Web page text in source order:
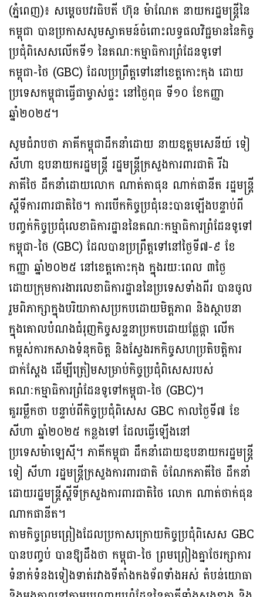
(ភ្នំពេញ)៖ សម្តេចបវរធិបតី ហ៊ុន ម៉ាណែត នាយករដ្ឋមន្ត្រីនៃ
កម្ពុជា បានប្រកាសសូមស្វាគមន៍ចំពោះលទ្ធផលវិជ្ជមាននៃកិច្ច
ប្រជុំពិសេសលើកទី១ នៃគណៈកម្មាធិការព្រំដែនទូទៅ
កម្ពុជា-ថៃ (GBC) ដែលប្រព្រឹត្តទៅនៅខេត្តកោះកុង ដោយ
ប្រទេសកម្ពុជាធ្វើជាម្ចាស់ផ្ទះ នៅថ្ងៃពុធ ទី១០ ខែកញ្ញា
ឆ្នាំ២០២៥។
សូមជំរាបថា ភាគីកម្ពុជាដឹកនាំដោយ នាយឧត្តមសេនីយ៍ ទៀ
សីហា ឧបនាយករដ្ឋមន្ត្រី រដ្ឋមន្ត្រីក្រសួងការពារជាតិ រីឯ
ភាគីថៃ ដឹកនាំដោយលោក ណាត់តាផុន ណាក់ផានីត រដ្ឋមន្រ្តី
ស្តីទីការពារជាតិថៃ។ ការបើកកិច្ចប្រជុំនេះបានឡើងបន្ទាប់ពី
បញ្ចក់កិច្ចប្រជុំលេខាធិការដ្ឋាននៃគណៈកម្មាធិការព្រំដែនទូទៅ
កម្ពុជា-ថៃ (GBC) ដែលបានប្រព្រឹត្តទៅនៅថ្ងៃទី៧-៩ ខែ
កញ្ញា ឆ្នាំ២០២៥ នៅខេត្តកោះកុង ក្នុងរយៈពេល ៣ថ្ងៃ
ដោយក្រុមការងារលេខាធិការដ្ឋាននៃប្រទេសទាំងពីរ បានចូល
រួមពិភាក្សាក្នុងបរិយាកាសប្រកបដោយមិត្តភាព និងស្ថាបនា
ក្នុងគោលបំណងជំរុញកិច្ចសន្ទនាប្រកបដោយផ្លែផ្កា លើក
កម្ពស់ការកសាងទំនុកចិត្ត និងស្វែងរកកិច្ចសហប្រតិបត្តិការ
ជាក់ស្តែង ដើម្បីត្រៀមសម្រាប់កិច្ចប្រជុំពិសេសរបស់
គណៈកម្មាធិការព្រំដែនទូទៅកម្ពុជា-ថៃ (GBC)។
គួររម្លឹកថា បន្ទាប់ពីកិច្ចប្រជុំពិសេស GBC កាលថ្ងៃទី៧ ខែ
សីហា ឆ្នាំ២០២៥ កន្លងទៅ ដែលធ្វើឡើងនៅ
ប្រទេសម៉ាឡេស៊ី។ ភាគីកម្ពុជា ដឹកនាំដោយឧបនាយករដ្ឋមន្រ្តី
ទៀ សីហា រដ្ឋមន្រ្តីក្រសួងការពារជាតិ ចំណែកភាគីថៃ ដឹកនាំ
ដោយរដ្ឋមន្រ្តីស្តីទីក្រសួងការពារជាតិថៃ លោក ណាត់ថាក់ផុន
ណាកផានីត។
តាមកិច្ចព្រមព្រៀងដែលប្រកាសក្រោយកិច្ចប្រជុំពិសេស GBC
បានបញ្ចប់ បានឱ្យដឹងថា កម្ពុជា-ថៃ ព្រមព្រៀងគ្នាថែរក្សាការ
ទំនាក់ទំនងទៀងទាត់រវាងទីតាំងកងទ័ពទាំងអស់ តំបន់យោធា